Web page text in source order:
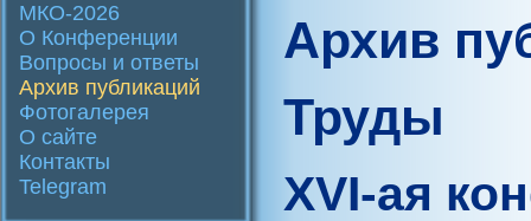
МКО-2026
О Конференции
Вопросы и ответы
Архив публикаций
Фотогалерея
О сайте
Контакты
Telegram
Архив
Труды
XVI-ая